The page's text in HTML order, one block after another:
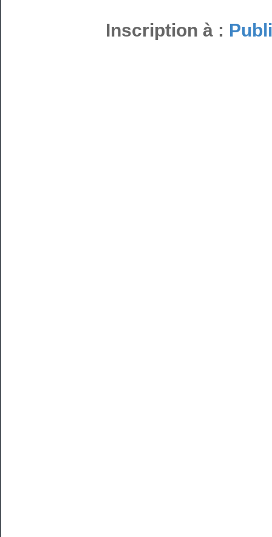
Inscription à :